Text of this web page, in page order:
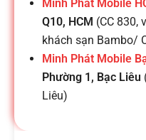
h
o
ạ
Minh Phát Mobile
Q10, HCM (CC 830,
khách sạn Bambo/
Minh Phát Mobile
Phường 1, Bạc Liêu
Liêu)